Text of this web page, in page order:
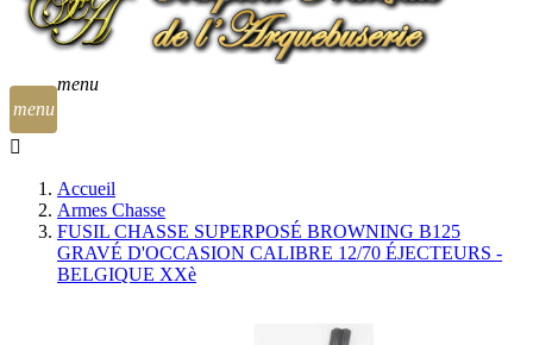
menu
menu
Accueil
Armes Chasse
FUSIL CHASSE SUPERPOSÉ BROWNING B125
GRAVÉ D'OCCASION CALIBRE 12/70 ÉJECTEURS -
BELGIQUE XXè